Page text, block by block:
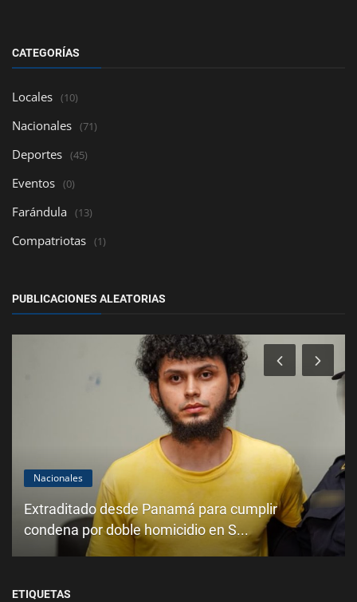
CATEGORÍAS
Locales (10)
Nacionales (71)
Deportes (45)
Eventos (0)
Farándula (13)
Compatriotas (1)
PUBLICACIONES ALEATORIAS
Nacionales
Extraditado desde Panamá para cumplir
condena por doble homicidio en S...
ETIQUETAS